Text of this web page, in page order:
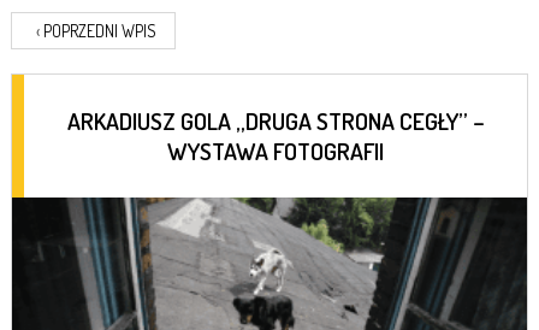
‹ POPRZEDNI WPIS
ARKADIUSZ GOLA „DRUGA STRONA CEGŁY” –
WYSTAWA FOTOGRAFII